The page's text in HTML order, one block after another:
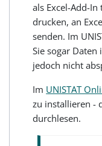
als Excel-Add-
drucken, an
senden. Im
Sie sogar
jedoch nicht
Im UNISTAT
zu installieren -
durchlesen.